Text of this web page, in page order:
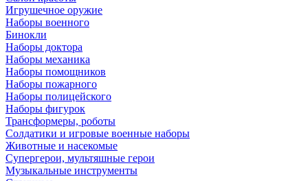
Игрушечное оружие
Наборы военного
Бинокли
Наборы доктора
Наборы механика
Наборы помощников
Наборы пожарного
Наборы полицейского
Наборы фигурок
Трансформеры, роботы
Солдатики и игровые военные наборы
Животные и насекомые
Супергерои, мультяшные герои
Музыкальные инструменты